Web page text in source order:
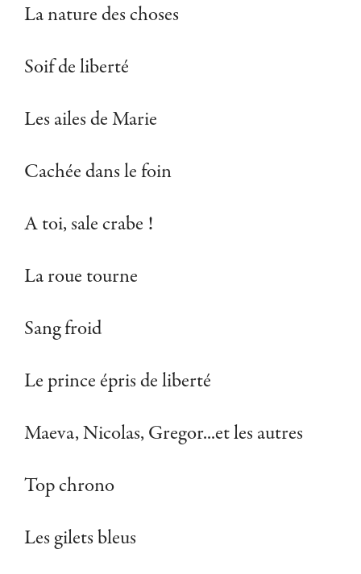
La nature des choses
Soif de liberté
Les ailes de Marie
Cachée dans le foin
A toi, sale crabe !
La roue tourne
Sang froid
Le prince épris de liberté
Maeva, Nicolas, Gregor...et les autres
Top chrono
Les gilets bleus